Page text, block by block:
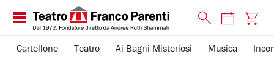
Cartellone Teatro Ai Bagni Misteriosi Musica